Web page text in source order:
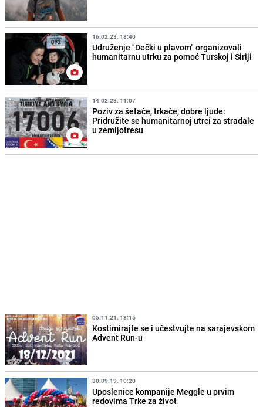
16.02.23. 18:40
Udruženje "Dečki u plavom" organizovali
humanitarnu utrku za pomoć Turskoj i Siriji
14.02.23. 11:07
Poziv za šetače, trkače, dobre ljude:
Pridružite se humanitarnoj utrci za stradale
u zemljotresu
05.11.21. 18:15
Kostimirajte se i učestvujte na sarajevskom
Advent Run-u
30.09.19. 10:20
Uposlenice kompanije Meggle u prvim
redovima Trke za život